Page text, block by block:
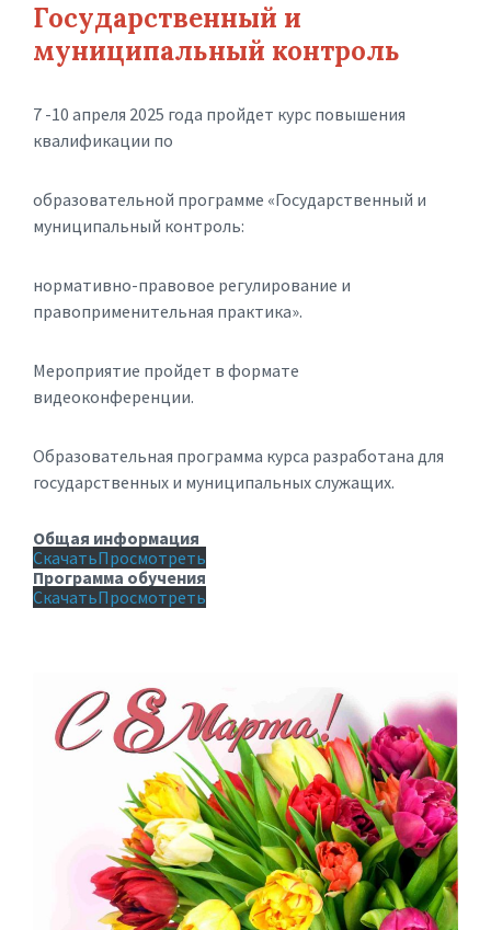
Государственный и
муниципальный контроль
7 -10 апреля 2025 года пройдет курс повышения
квалификации по
образовательной программе «Государственный и
муниципальный контроль:
нормативно-правовое регулирование и
правоприменительная практика».
Мероприятие пройдет в формате
видеоконференции.
Образовательная программа курса разработана для
государственных и муниципальных служащих.
Общая информация
СкачатьПросмотреть
Программа обучения
СкачатьПросмотреть